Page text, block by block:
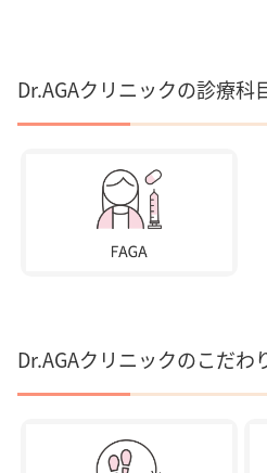
Dr.AGAクリニックの診療科
Dr.AGAクリニックのこだわ